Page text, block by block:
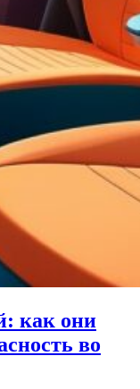
как они
во